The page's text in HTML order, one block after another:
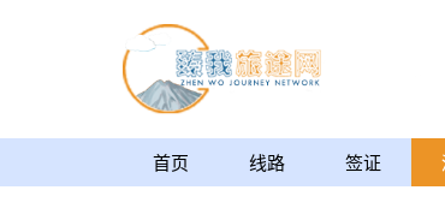
首页 线路 签证